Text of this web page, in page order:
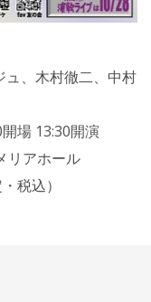
ュ、木村徹二、中村
場 13:30開演
リアホール
税込）